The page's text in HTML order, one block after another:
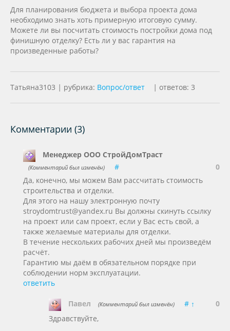
Для планирования бюджета и выбора проекта дома
необходимо знать хоть примерную итоговую сумму.
Можете ли вы посчитать стоимость постройки дома под
финишную отделку? Есть ли у вас гарантия на
произведенные работы?
Татьяна3103 | рубрика: Вопрос/ответ | ответов: 3
Комментарии (3)
Менеджер ООО СтройДомТраст
(Комментарий был изменён) #
0
Да, конечно, мы можем Вам рассчитать стоимость
строительства и отделки.
Для этого на нашу электронную почту
stroydomtrust@yandex.ru Вы должны скинуть ссылку
на проект или сам проект, если у Вас есть свой, а
также желаемые материалы для отделки.
В течение нескольких рабочих дней мы произведём
расчёт.
Гарантию мы даём в обязательном порядке при
соблюдении норм эксплуатации.
ответить
Павел (Комментарий был изменён) # ↑
0
Здравствуйте,